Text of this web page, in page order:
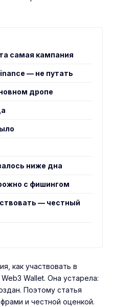
самая кампания
— не путать
дропе
ниже дна
с фишингом
— честный
как участвовать в
Wallet. Она устарела:
Поэтому статья
и честной оценкой.